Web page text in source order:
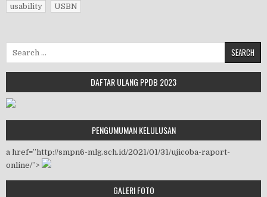
usability
USBN
DAFTAR ULANG PPDB 2023
PENGUMUMAN KELULUSAN
a href=”http://smpn6-mlg.sch.id/2021/01/31/ujicoba-raport-
online/”>
GALERI FOTO